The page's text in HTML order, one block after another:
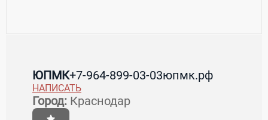
Страна:Россия
Город:Краснодар
ЮПМК+7-964-899-03-03юпмк.рф
НАПИСАТЬ
Город: Краснодар